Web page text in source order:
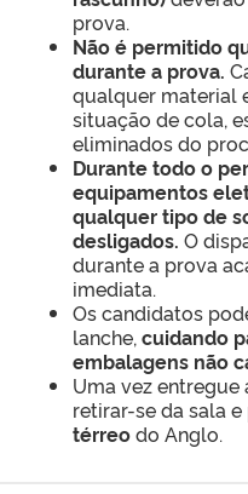
prova.
Não é permitido
durante a prova.
qualquer material
situação de cola,
eliminados do
Durante todo o
equipamentos
qualquer tipo de
desligados. O
durante a prova
imediata.
Os candidatos
lanche, cuidando
embalagens não
Uma vez entregue
retirar-se da sala
térreodo Anglo.